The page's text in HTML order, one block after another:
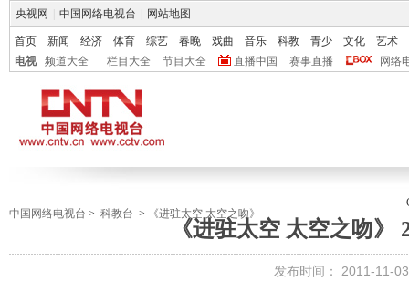
央视网 中国网络电视台 网站地图
首页 新闻 经济 体育 综艺 春晚 戏曲 音乐 科教 青少 文化
艺术
电视
频道大全 栏目大全 节目大全 直播中国 赛事直播 网络
中国网络电视台 > 科教台 > 《进驻太空 太空之吻》
《进驻太空 太空之吻》
发布时间： 2011-11-